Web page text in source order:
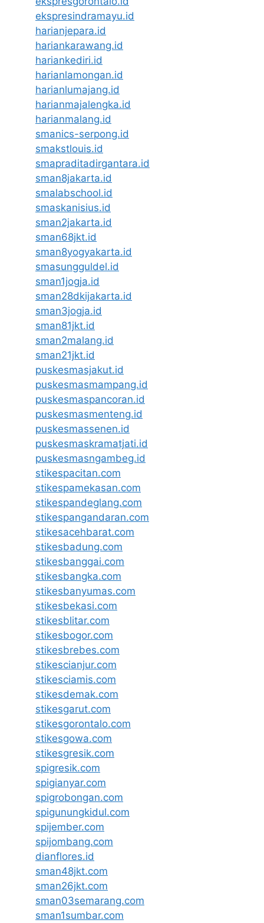
ekspresindramayu.id
harianjepara.id
hariankarawang.id
hariankediri.id
harianlamongan.id
harianlumajang.id
harianmajalengka.id
harianmalang.id
smanics-serpong.id
smakstlouis.id
smapraditadirgantara.id
sman8jakarta.id
smalabschool.id
smaskanisius.id
sman2jakarta.id
sman68jkt.id
sman8yogyakarta.id
smasungguldel.id
sman1jogja.id
sman28dkijakarta.id
sman3jogja.id
sman81jkt.id
sman2malang.id
sman21jkt.id
puskesmasjakut.id
puskesmasmampang.id
puskesmaspancoran.id
puskesmasmenteng.id
puskesmassenen.id
puskesmaskramatjati.id
puskesmasngambeg.id
stikespacitan.com
stikespamekasan.com
stikespandeglang.com
stikespangandaran.com
stikesacehbarat.com
stikesbadung.com
stikesbanggai.com
stikesbangka.com
stikesbanyumas.com
stikesbekasi.com
stikesblitar.com
stikesbogor.com
stikesbrebes.com
stikescianjur.com
stikesciamis.com
stikesdemak.com
stikesgarut.com
stikesgorontalo.com
stikesgowa.com
stikesgresik.com
spigresik.com
spigianyar.com
spigrobongan.com
spigunungkidul.com
spijember.com
spijombang.com
dianflores.id
sman48jkt.com
sman26jkt.com
sman03semarang.com
sman1sumbar.com